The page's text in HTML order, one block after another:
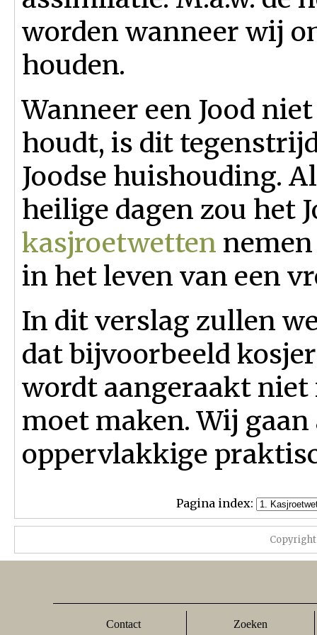
worden wanneer wij
houden.
Wanneer een Jood
houdt, is dit
Joodse huishouding.
heilige dagen zou het
kasjroetwetten
in het leven van een
In dit verslag zullen
dat bijvoorbeeld
wordt aangeraakt niet
moet maken. Wij
oppervlakkige
Pagina index:
Contact Zoeken